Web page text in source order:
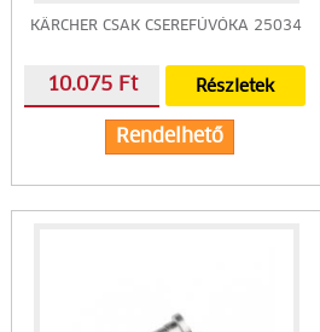
KÄRCHER CSAK CSEREFÚVÓKA 25034
10.075 Ft Részletek
Rendelhető